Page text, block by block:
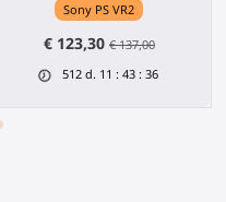
Sony PS VR2
€ 123,30 € 137,00
512 d. 11 :43 :36